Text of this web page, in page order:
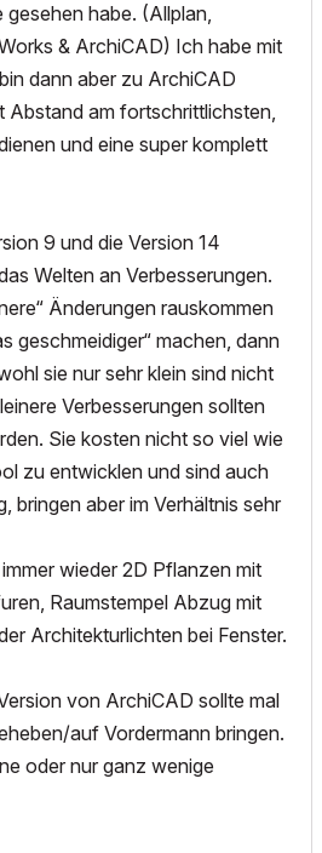
habe. (Allplan,
& ArchiCAD) Ich habe mit
dann aber zu ArchiCAD
Abstand am fortschrittlichsten,
und eine super komplett
9 und die Version 14
Welten an Verbesserungen.
Änderungen rauskommen
geschmeidiger“ machen, dann
sie nur sehr klein sind nicht
Verbesserungen sollten
Sie kosten nicht so viel wie
zu entwicklen und sind auch
bringen aber im Verhältnis sehr
wieder 2D Pflanzen mit
Raumstempel Abzug mit
Architekturlichten bei Fenster.
von ArchiCAD sollte mal
auf Vordermann bringen.
oder nur ganz wenige